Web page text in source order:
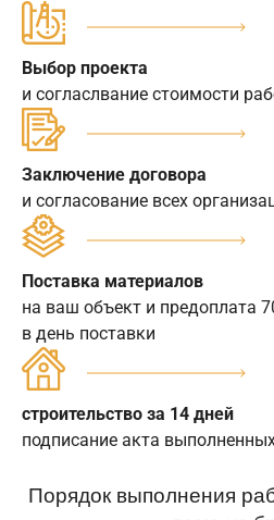
Выбор проекта
и согласлвание стоимости
Заключение договора
и согласование всех
Поставка материалов
на ваш объект и предоплата
в день поставки
строительство за 14 дней
подписание акта
Порядок выполнения